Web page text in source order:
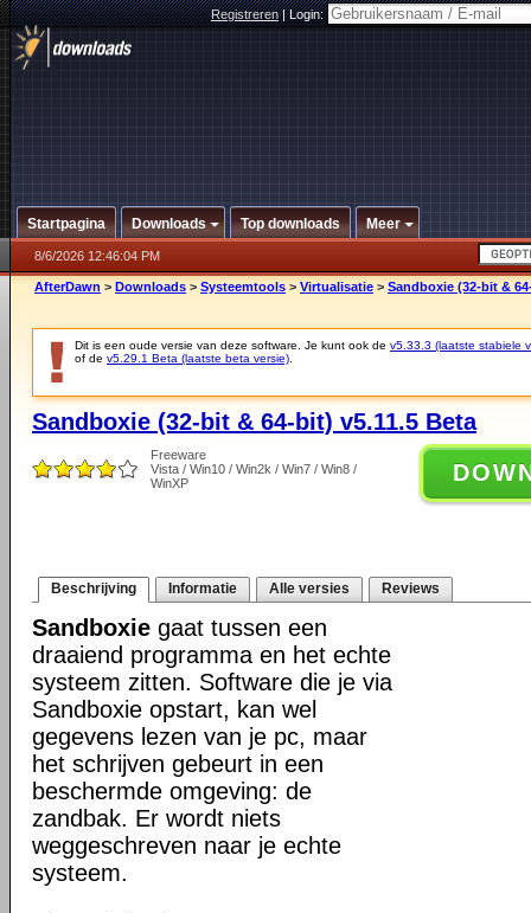
Registreren|Login:
Startpagina Downloads Top downloads Meer
8/6/2026 12:46:04 PM
AfterDawn > Downloads > Systeemtools > Virtualisatie > Sandboxie (32-bit &
Dit is een oude versie van deze software. Je kunt ook de v5.33.3 (laatste stabiele
of de v5.29.1 Beta (laatste beta versie)
Sandboxie (32-bit & 64-bit) v5.11.5 Beta
Freeware
Vista / Win10 / Win2k / Win7 / Win8 /
WinXP
Beschrijving Informatie Alle versies Reviews
Sandboxie gaat tussen een
draaiend programma en het echte
systeem zitten. Software die je via
Sandboxie opstart, kan wel
gegevens lezen van je pc, maar
het schrijven gebeurt in een
beschermde omgeving: de
zandbak. Er wordt niets
weggeschreven naar je echte
systeem.